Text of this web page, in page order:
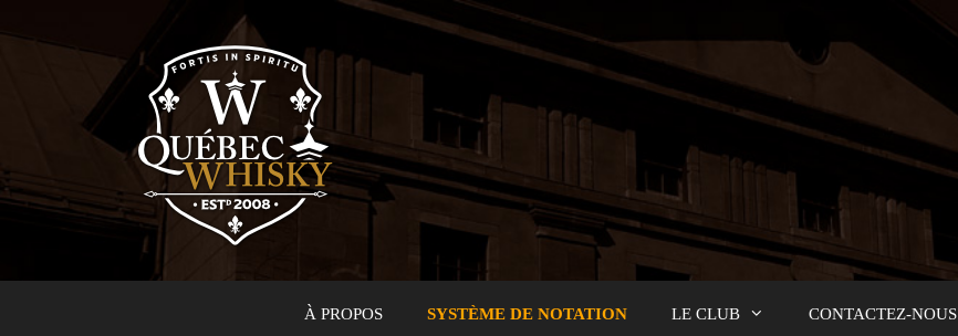
au
À PROPOS SYSTÈME DE NOTATION LE CLUB CONTACTEZ-NOUS